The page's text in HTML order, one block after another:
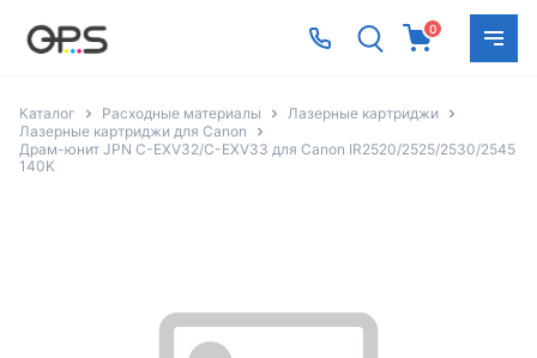
0
Каталог Расходные материалы
Лазерные картриджи
Лазерные картриджи для Canon
Драм-юнит JPN C-EXV32/C-EXV33 для Canon IR2520/2525/2530/2545
140K